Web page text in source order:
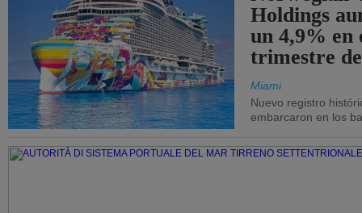
Holdings
un 4,9% en
trimestre
Miami
Nuevo registro
embarcaron en los